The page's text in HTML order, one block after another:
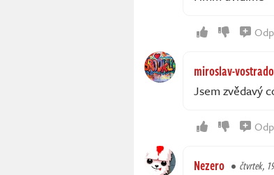
miroslav-
Jsem zvědavý
Nezero čtvrtek,